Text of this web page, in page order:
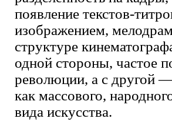
появление текстов-
изображением,
структуре
одной стороны, частое
революции, а с другой
как массового,
вида искусства.